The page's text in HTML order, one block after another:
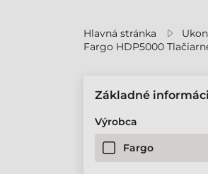
Hlavná stránka
Fargo HDP5000
Základné
Výrobca
Fargo